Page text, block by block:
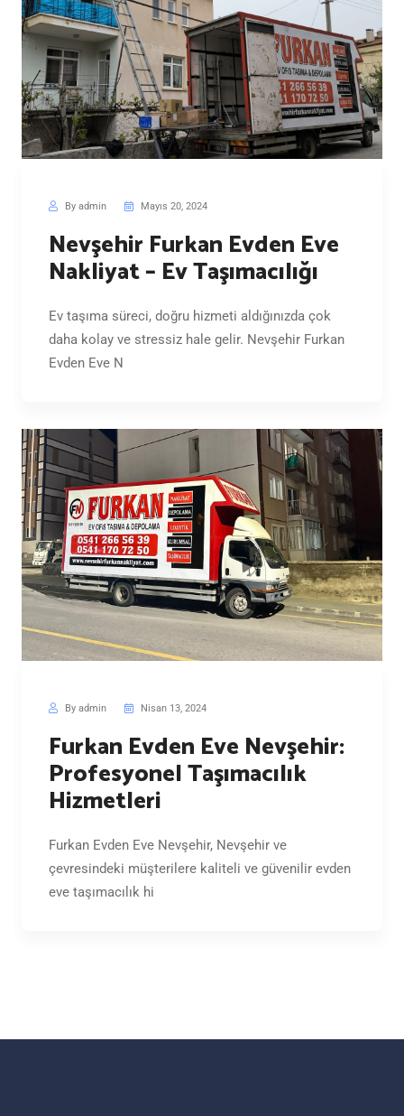
By admin Mayıs 20, 2024
Nevşehir Furkan Evden Eve
Nakliyat – Ev Taşımacılığı
Ev taşıma süreci, doğru hizmeti aldığınızda çok
daha kolay ve stressiz hale gelir. Nevşehir Furkan
Evden Eve N
By admin Nisan 13, 2024
Furkan Evden Eve Nevşehir:
Profesyonel Taşımacılık
Hizmetleri
Furkan Evden Eve Nevşehir, Nevşehir ve
çevresindeki müşterilere kaliteli ve güvenilir evden
eve taşımacılık hi